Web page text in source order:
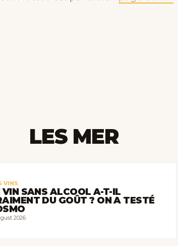
LES MER
VINS
VIN SANS ALCOOL A-T-IL
DU GOÛT ? ON A TESTÉ
2026